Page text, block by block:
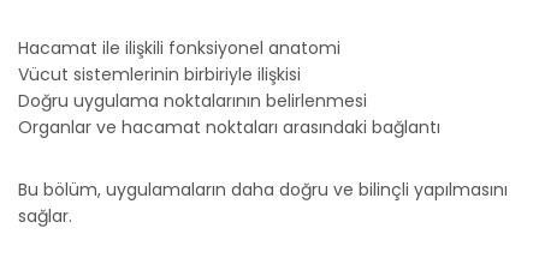
Hacamat ile ilişkili fonksiyonel anatomi
Vücut sistemlerinin birbiriyle ilişkisi
Doğru uygulama noktalarının belirlenmesi
Organlar ve hacamat noktaları arasındaki bağlantı
Bu bölüm, uygulamaların daha doğru ve bilinçli yapılmasını
sağlar.